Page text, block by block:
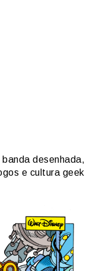
desenhada,
e cultura geek